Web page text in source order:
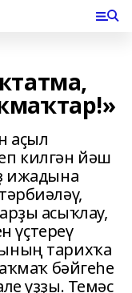
аҫыл
килгән йәш
ижадына
асыҡлау,
үҫтереү
тарихҡа
бәйгеһе
уҙҙы. Темәс